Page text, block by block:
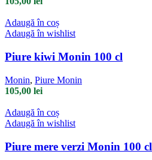
Adaugă în coș
Adaugă în wishlist
Piure kiwi Monin 100 cl
Monin, Piure Monin
105,00 lei
Adaugă în coș
Adaugă în wishlist
Piure mere verzi Monin 100 cl